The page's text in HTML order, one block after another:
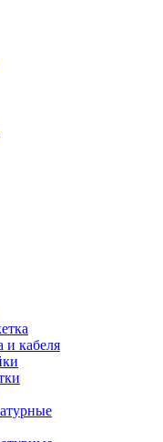
и кабеля